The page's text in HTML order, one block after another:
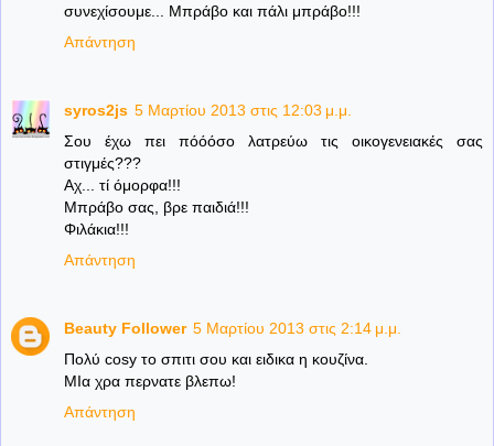
συνεχίσουμε... Μπράβο και πάλι μπράβο!!!
Απάντηση
syros2js 5 Μαρτίου 2013 στις 12:03 μ.μ.
Σου έχω πει πόόόσο λατρεύω τις οικογενειακές σας
στιγμές???
Αχ... τί όμορφα!!!
Μπράβο σας, βρε παιδιά!!!
Φιλάκια!!!
Απάντηση
Beauty Follower 5 Μαρτίου 2013 στις 2:14 μ.μ.
Πολύ cosy το σπιτι σου και ειδικα η κουζίνα.
ΜΙα χρα περνατε βλεπω!
Απάντηση